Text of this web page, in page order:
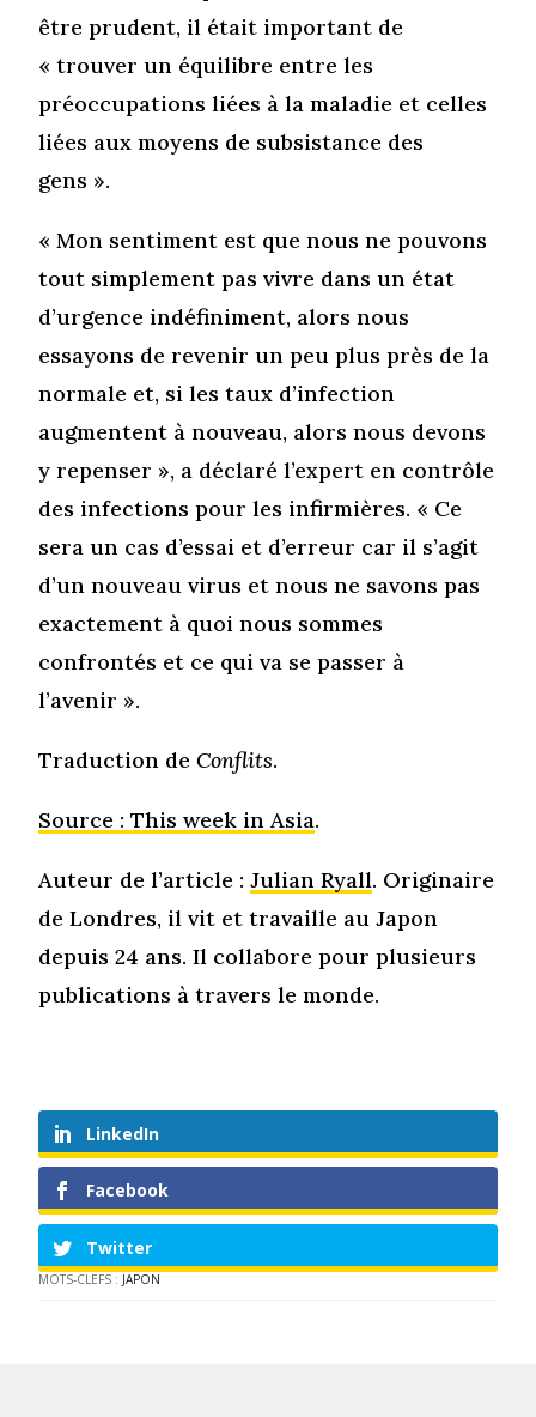
être prudent, il était important de
« trouver un équilibre entre les
préoccupations liées à la maladie et celles
liées aux moyens de subsistance des
gens ».
« Mon sentiment est que nous ne pouvons
tout simplement pas vivre dans un état
d’urgence indéfiniment, alors nous
essayons de revenir un peu plus près de la
normale et, si les taux d’infection
augmentent à nouveau, alors nous devons
y repenser », a déclaré l’expert en contrôle
des infections pour les infirmières. « Ce
sera un cas d’essai et d’erreur car il s’agit
d’un nouveau virus et nous ne savons pas
exactement à quoi nous sommes
confrontés et ce qui va se passer à
l’avenir ».
Traduction deConflits.
Source : This week in Asia.
Auteur de l’article :Julian Ryall. Originaire
de Londres, il vit et travaille au Japon
depuis 24 ans. Il collabore pour plusieurs
publications à travers le monde.
LinkedIn
Facebook
Twitter
MOTS-CLEFS : JAPON